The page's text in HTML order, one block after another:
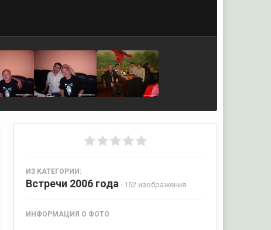
ИЗ КАТЕГОРИИ:
Встречи 2006 года · 152 изображения
ИНФОРМАЦИЯ О ФОТО